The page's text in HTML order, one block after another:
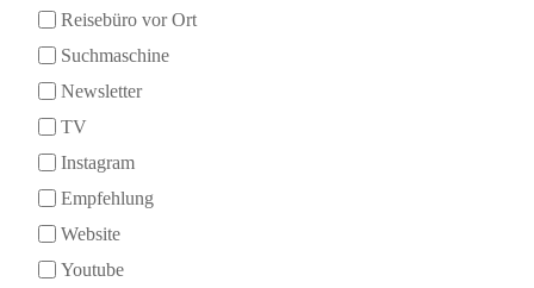
Reisebüro vor Ort
Suchmaschine
Newsletter
TV
Instagram
Empfehlung
Website
Youtube